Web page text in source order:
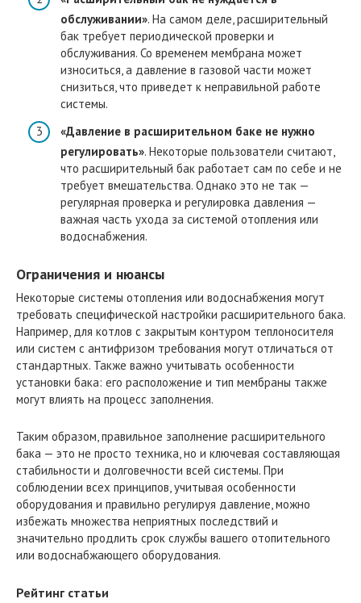
обслуживании». На самом деле, расширительный
бак требует периодической проверки и
обслуживания. Со временем мембрана может
износиться, а давление в газовой части может
снизиться, что приведет к неправильной работе
системы.
«Давление в расширительном баке не нужно
регулировать». Некоторые пользователи считают,
что расширительный бак работает сам по себе и не
требует вмешательства. Однако это не так —
регулярная проверка и регулировка давления —
важная часть ухода за системой отопления или
водоснабжения.
Ограничения и нюансы
Некоторые системы отопления или водоснабжения могут
требовать специфической настройки расширительного бака.
Например, для котлов с закрытым контуром теплоносителя
или систем с антифризом требования могут отличаться от
стандартных. Также важно учитывать особенности
установки бака: его расположение и тип мембраны также
могут влиять на процесс заполнения.
Таким образом, правильное заполнение расширительного
бака — это не просто техника, но и ключевая составляющая
стабильности и долговечности всей системы. При
соблюдении всех принципов, учитывая особенности
оборудования и правильно регулируя давление, можно
избежать множества неприятных последствий и
значительно продлить срок службы вашего отопительного
или водоснабжающего оборудования.
Рейтинг статьи